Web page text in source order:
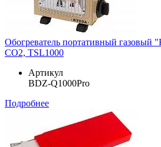
Обогреватель портативный газовый
CO2, TSL1000
Артикул
BDZ-Q1000Pro
Подробнее